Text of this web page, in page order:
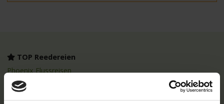
TOP Reedereien
Phoenix Flussreisen
A-ROSA Flussschiff GmbH
Nicko Cruises Flussreisen
PLANTOURS Kreuzfahrten